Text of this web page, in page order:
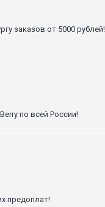
заказов от 5000 рублей!
по всей России!
предоплат!